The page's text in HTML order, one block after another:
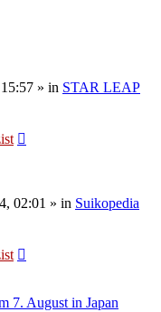
» in STAR LEAP
02:01 » in Suikopedia
7. August in Japan